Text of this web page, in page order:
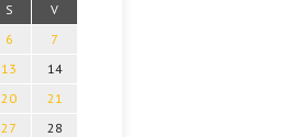
S V
6
7
13
14
20
21
27
28